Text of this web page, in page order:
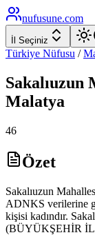
nufusune.com
İl Seçiniz
Türkiye Nüfusu /
Sakalıuzun
Malatya
46
Özet
Sakalıuzun
ADNKS verilerine
kişisi kadındır.
(BÜYÜKŞEHİR